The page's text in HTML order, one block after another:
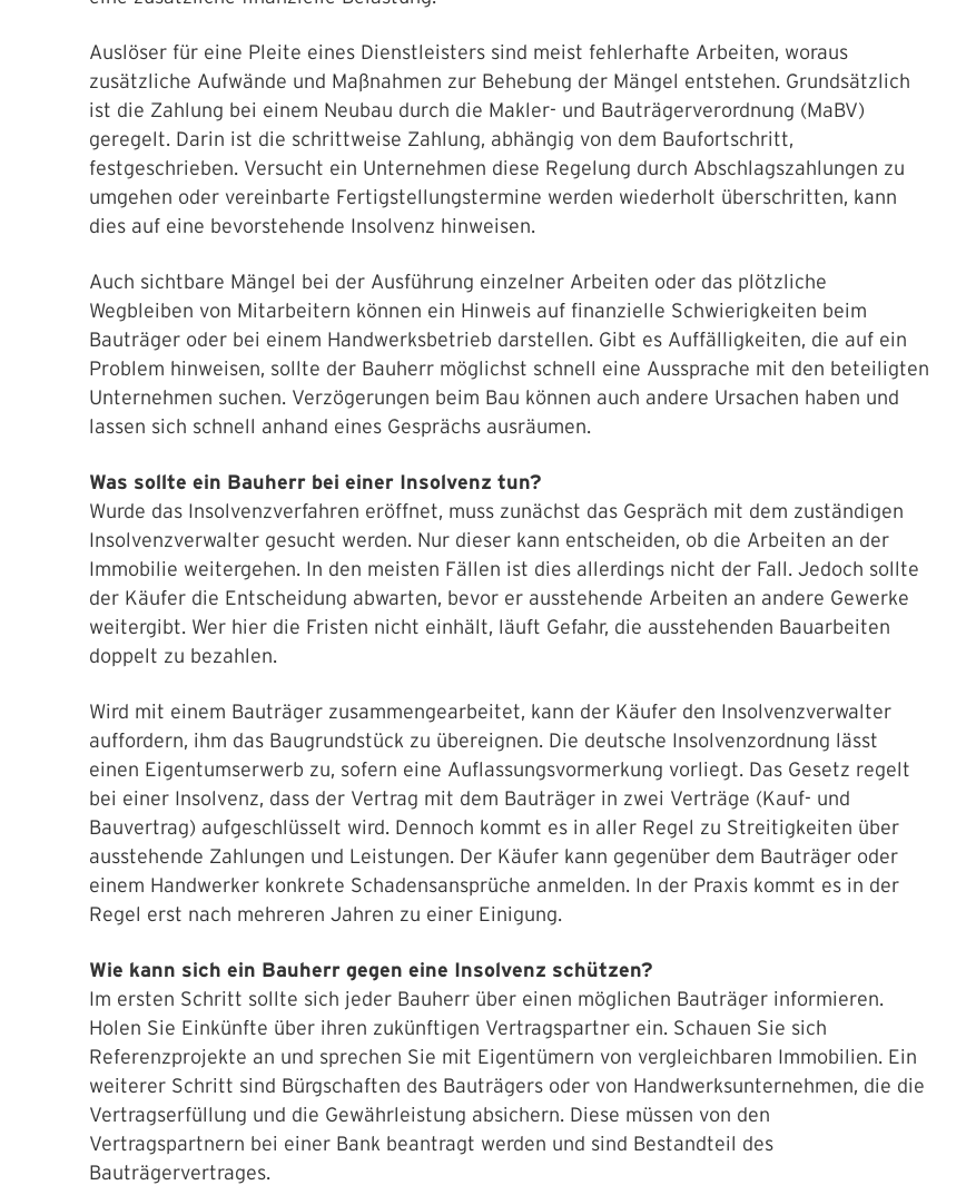
Auslöser für eine Pleite eines Dienstleisters sind meist fehlerhafte Arbeiten, woraus
zusätzliche Aufwände und Maßnahmen zur Behebung der Mängel entstehen. Grundsätzlich
ist die Zahlung bei einem Neubau durch die Makler- und Bauträgerverordnung (MaBV)
geregelt. Darin ist die schrittweise Zahlung, abhängig von dem Baufortschritt,
festgeschrieben. Versucht ein Unternehmen diese Regelung durch Abschlagszahlungen zu
umgehen oder vereinbarte Fertigstellungstermine werden wiederholt überschritten, kann
dies auf eine bevorstehende Insolvenz hinweisen.
Auch sichtbare Mängel bei der Ausführung einzelner Arbeiten oder das plötzliche
Wegbleiben von Mitarbeitern können ein Hinweis auf finanzielle Schwierigkeiten beim
Bauträger oder bei einem Handwerksbetrieb darstellen. Gibt es Auffälligkeiten, die auf ein
Problem hinweisen, sollte der Bauherr möglichst schnell eine Aussprache mit den beteiligten
Unternehmen suchen. Verzögerungen beim Bau können auch andere Ursachen haben und
lassen sich schnell anhand eines Gesprächs ausräumen.
Was sollte ein Bauherr bei einer Insolvenz tun?
Wurde das Insolvenzverfahren eröffnet, muss zunächst das Gespräch mit dem zuständigen
Insolvenzverwalter gesucht werden. Nur dieser kann entscheiden, ob die Arbeiten an der
Immobilie weitergehen. In den meisten Fällen ist dies allerdings nicht der Fall. Jedoch sollte
der Käufer die Entscheidung abwarten, bevor er ausstehende Arbeiten an andere Gewerke
weitergibt. Wer hier die Fristen nicht einhält, läuft Gefahr, die ausstehenden Bauarbeiten
doppelt zu bezahlen.
Wird mit einem Bauträger zusammengearbeitet, kann der Käufer den Insolvenzverwalter
auffordern, ihm das Baugrundstück zu übereignen. Die deutsche Insolvenzordnung lässt
einen Eigentumserwerb zu, sofern eine Auflassungsvormerkung vorliegt. Das Gesetz regelt
bei einer Insolvenz, dass der Vertrag mit dem Bauträger in zwei Verträge (Kauf- und
Bauvertrag) aufgeschlüsselt wird. Dennoch kommt es in aller Regel zu Streitigkeiten über
ausstehende Zahlungen und Leistungen. Der Käufer kann gegenüber dem Bauträger oder
einem Handwerker konkrete Schadensansprüche anmelden. In der Praxis kommt es in der
Regel erst nach mehreren Jahren zu einer Einigung.
Wie kann sich ein Bauherr gegen eine Insolvenz schützen?
Im ersten Schritt sollte sich jeder Bauherr über einen möglichen Bauträger informieren.
Holen Sie Einkünfte über ihren zukünftigen Vertragspartner ein. Schauen Sie sich
Referenzprojekte an und sprechen Sie mit Eigentümern von vergleichbaren Immobilien. Ein
weiterer Schritt sind Bürgschaften des Bauträgers oder von Handwerksunternehmen, die die
Vertragserfüllung und die Gewährleistung absichern. Diese müssen von den
Vertragspartnern bei einer Bank beantragt werden und sind Bestandteil des
Bauträgervertrages.